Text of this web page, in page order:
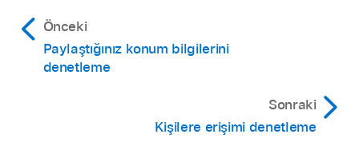
Önceki
Paylaştığınız konum bilgilerini
denetleme
Sonraki
Kişilere erişimi denetleme